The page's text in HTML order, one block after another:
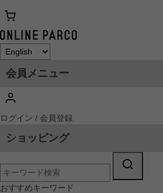
会員メニュー
ログイン / 会員登録
ショッピング
おすすめキーワード